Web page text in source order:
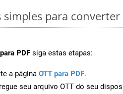
simples para
PDF siga estas etapas:
a página OTT para PDF.
seu arquivo OTT do seu